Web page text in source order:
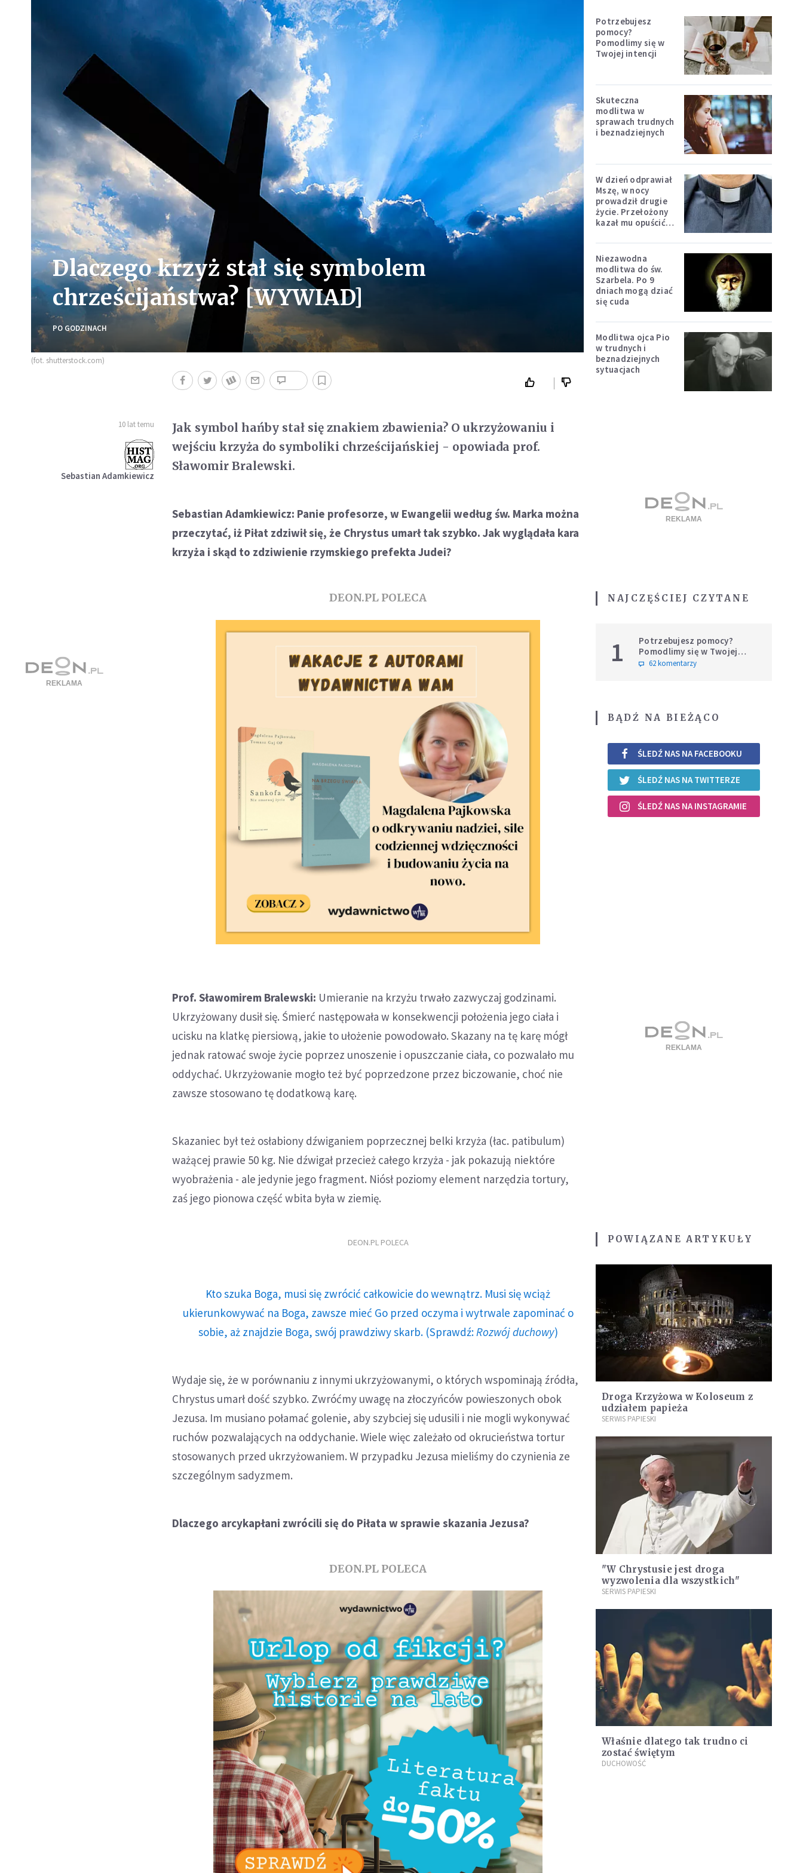
Dlaczego krzyż stał się symbolem
chrześcijaństwa? [WYWIAD]
PO GODZINACH
(fot. shutterstock.com)
10 lat temu
Sebastian Adamkiewicz
Jak symbol hańby stał się znakiem zbawienia? O ukrzyżowaniu i
wejściu krzyża do symboliki chrześcijańskiej - opowiada prof.
Sławomir Bralewski.
Sebastian Adamkiewicz: Panie profesorze, w Ewangelii według św. Marka można
przeczytać, iż Piłat zdziwił się, że Chrystus umarł tak szybko. Jak wyglądała kara
krzyża i skąd to zdziwienie rzymskiego prefekta Judei?
DEON.PL POLECA
Prof. Sławomirem Bralewski: Umieranie na krzyżu trwało zazwyczaj godzinami.
Ukrzyżowany dusił się. Śmierć następowała w konsekwencji położenia jego ciała i
ucisku na klatkę piersiową, jakie to ułożenie powodowało. Skazany na tę karę mógł
jednak ratować swoje życie poprzez unoszenie i opuszczanie ciała, co pozwalało mu
oddychać. Ukrzyżowanie mogło też być poprzedzone przez biczowanie, choć nie
zawsze stosowano tę dodatkową karę.
Skazaniec był też osłabiony dźwiganiem poprzecznej belki krzyża (łac. patibulum)
ważącej prawie 50 kg. Nie dźwigał przecież całego krzyża - jak pokazują niektóre
wyobrażenia - ale jedynie jego fragment. Niósł poziomy element narzędzia tortury,
zaś jego pionowa część wbita była w ziemię.
DEON.PL POLECA
Kto szuka Boga, musi się zwrócić całkowicie do wewnątrz. Musi się wciąż
ukierunkowywać na Boga, zawsze mieć Go przed oczyma i wytrwale zapominać o
sobie, aż znajdzie Boga, swój prawdziwy skarb. (Sprawdź: Rozwój duchowy)
Wydaje się, że w porównaniu z innymi ukrzyżowanymi, o których wspominają źródła,
Chrystus umarł dość szybko. Zwróćmy uwagę na złoczyńców powieszonych obok
Jezusa. Im musiano połamać golenie, aby szybciej się udusili i nie mogli wykonywać
ruchów pozwalających na oddychanie. Wiele więc zależało od okrucieństwa tortur
stosowanych przed ukrzyżowaniem. W przypadku Jezusa mieliśmy do czynienia ze
szczególnym sadyzmem.
Dlaczego arcykapłani zwrócili się do Piłata w sprawie skazania Jezusa?
DEON.PL POLECA
Potrzebujesz
pomocy?
Pomodlimy się w
Twojej intencji
Skuteczna
modlitwa w
sprawach trudnych
i beznadziejnych
W dzień odprawiał
Mszę, w nocy
prowadził drugie
życie. Przełożony
kazał mu opuścić
Niezawodna
modlitwa do św.
Szarbela. Po 9
dniach mogą dziać
się cuda
Modlitwa ojca Pio
w trudnych i
beznadziejnych
sytuacjach
NAJCZĘŚCIEJ CZYTANE
1
Potrzebujesz pomocy?
Pomodlimy się w Twojej
intencji
62 komentarzy
BĄDŹ NA BIEŻĄCO
ŚLEDŹ NAS NA FACEBOOKU
ŚLEDŹ NAS NA TWITTERZE
ŚLEDŹ NAS NA INSTAGRAMIE
POWIĄZANE ARTYKUŁY
Droga Krzyżowa w Koloseum z
udziałem papieża
SERWIS PAPIESKI
"W Chrystusie jest droga
wyzwolenia dla wszystkich"
SERWIS PAPIESKI
Właśnie dlatego tak trudno ci
zostać świętym
DUCHOWOŚĆ